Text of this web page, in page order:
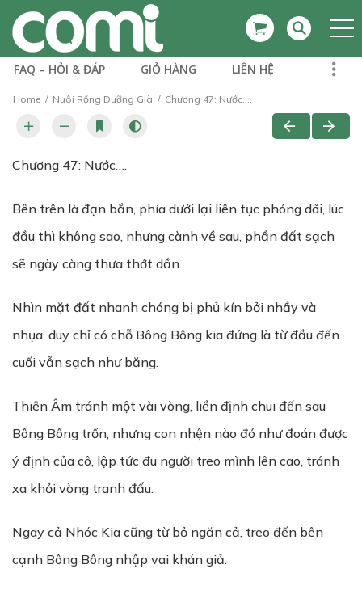
FAQ – HỎI & ĐÁP GIỎ HÀNG LIÊN HỆ
Home Nuôi Rồng Dưỡng Già Chương 47: Nước....
Chương 47: Nước….
Bên trên là đạn bắn, phía dưới lại liên tục phóng dãi, lúc
đầu thì không sao, nhưng cành về sau, phần đất sạch
sẽ ngày càng thưa thớt dần.
Nhìn mặt đất nhanh chóng bị phủ kín bởi nhầy và
nhụa, duy chỉ có chỗ Bông Bông kia đứng là từ đầu đến
cuối vẫn sạch như băng.
Thiên Âm tránh một vài vòng, liền định chui đến sau
Bông Bông trốn, nhưng con nhện nào đó như đoán được
ý định của cô, lập tức đu người treo mình lên cao, tránh
xa khỏi vòng tranh đấu.
Ngay cả Nhóc Kia cũng từ bỏ ngăn cả, treo đến bên
cạnh Bông Bông nhập vai khán giả.